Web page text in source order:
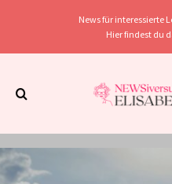
News für interessierte
Hier findest du